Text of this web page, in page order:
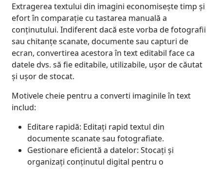
Extragerea textului din imagini economisește timp și
efort în comparație cu tastarea manuală a
conținutului. Indiferent dacă este vorba de fotografii
sau chitanțe scanate, documente sau capturi de
ecran, convertirea acestora în text editabil face ca
datele dvs. să fie editabile, utilizabile, ușor de căutat
și ușor de stocat.
Motivele cheie pentru a converti imaginile în text
includ:
Editare rapidă: Editați rapid textul din
documente scanate sau fotografiate.
Gestionare eficientă a datelor: Stocați și
organizați conținutul digital pentru o